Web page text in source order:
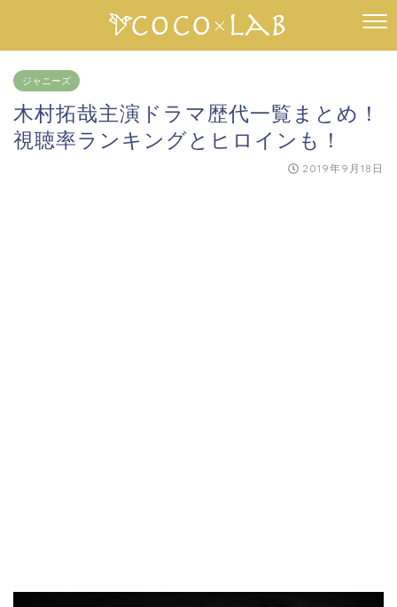
ジャニーズ
木村拓哉主演ドラマ歴代一覧まとめ！
視聴率ランキングとヒロインも！
2019年9月18日